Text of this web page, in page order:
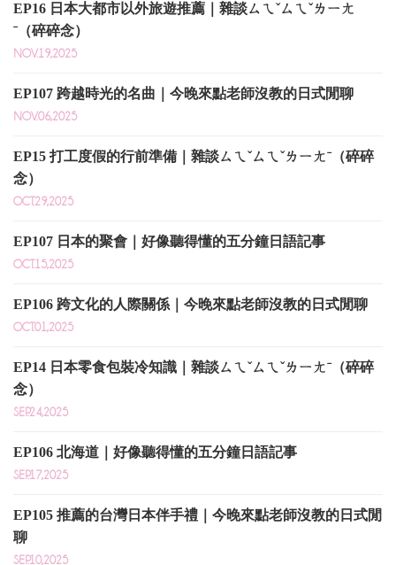
EP16 日本大都市以外旅遊推薦｜雜談ㄙㄟˇㄙㄟˇㄌㄧㄤ
ˉ（碎碎念）
NOV.19,2025
EP107 跨越時光的名曲｜今晚來點老師沒教的日式閒聊
NOV.06,2025
EP15 打工度假的行前準備｜雜談ㄙㄟˇㄙㄟˇㄌㄧㄤˉ（碎碎
念）
OCT.29,2025
EP107 日本的聚會｜好像聽得懂的五分鐘日語記事
OCT.15,2025
EP106 跨文化的人際關係｜今晚來點老師沒教的日式閒聊
OCT.01,2025
EP14 日本零食包裝冷知識｜雜談ㄙㄟˇㄙㄟˇㄌㄧㄤˉ（碎碎
念）
SEP.24,2025
EP106 北海道｜好像聽得懂的五分鐘日語記事
SEP.17,2025
EP105 推薦的台灣日本伴手禮｜今晚來點老師沒教的日式閒
聊
SEP.10,2025